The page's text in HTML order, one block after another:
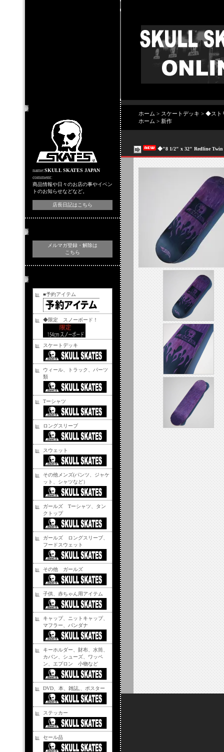
name:SKULL SKATES JAPAN
comment:
商品情報や日々のお店の事やイベン
トのお知らせなどなど。
店長日記はこちら
メルマガ登録・解除は
こちら
■予約アイテム
◆限定 スノーボード！
スケートデッキ
ウィール、トラック、パーツ
類
Tーシャツ
ロングスリーブ
スウェット
その他メンズ(パンツ、ジャケ
ット、シャツなど）
ガールズ Tーシャツ、タン
クトップ
ガールズ ロングスリーブ、
フードスウェット
その他 ガールズ
子供、赤ちゃん用アイテム
キャップ、ニットキャップ、
マフラー、バンダナ
キーホルダー、財布、水筒、
カバン、シューズ、ワッペ
ン、エプロン 小物など
DVD、本、雑誌,、ポスター
ステッカー
セール品
ホーム > スケートデッキ > ◆スト
ホーム > 新作
◆"8 1/2" x 32" Redline Twin